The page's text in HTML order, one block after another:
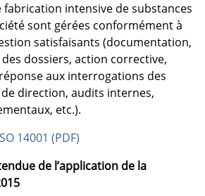
fabrication intensive de substances
sont gérées conformément à
satisfaisants (documentation,
dossiers, action corrective,
aux interrogations des
direction, audits internes,
etc.).
14001 (PDF)
de l’application de la